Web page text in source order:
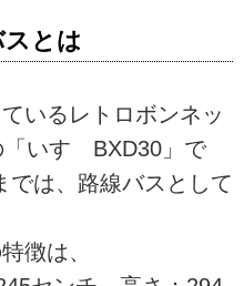
とは
いるレトロボンネッ
いすゞBXD30」で
では、路線バスとして
徴は、